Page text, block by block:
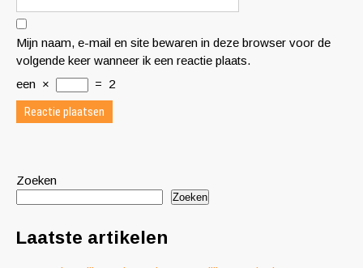
Mijn naam, e-mail en site bewaren in deze browser voor de
volgende keer wanneer ik een reactie plaats.
een × = 2
Zoeken
Zoeken
Laatste artikelen